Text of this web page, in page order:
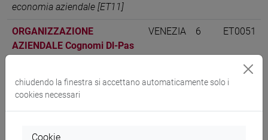
economia aziendale [ET11]
ORGANIZZAZIONE
AZIENDALE Cognomi Dl-Pas
VENEZIA 6 ET0051
ORGANIZZAZIONE
AZIENDALE Cognomi Pat-Z
economia aziendale [ET11]
VENEZIA 6 ET0051
chiudendo la finestra si accettano automaticamente solo i
cookies necessari
Cookie